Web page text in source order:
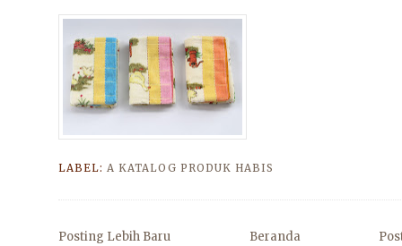
LABEL:A KATALOG PRODUK HABIS
Posting Lebih Baru Beranda